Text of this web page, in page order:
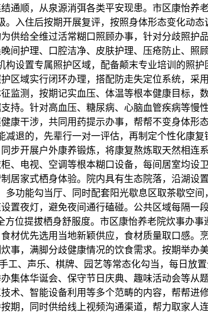
顺，从泉源消弭各类平安现患。市区康怡养
入住后按期开展复评，按照身体形态变化动
给全维过活常糊口照顾办事，针对分歧照护
护理、口腔洁净、皮肤护理、压疮防止、照
设置专属照护区域，配备颠末专业培训的照
域实行闭环办理，搭配防走失定位系统，采
监测，按期记实血压、体温等根本健康目标，
。针对高血压、糖尿病、心脑血管疾病等慢
干涉，共同用药提示办事，帮帮不变身体形
退的，先辈行一对一评估，再制定个性化康
开展户外康养锻炼，将康复熬炼取天然相连
电视、空调等根本糊口设备，每间居室均设
家式栖身体验。院内具有生态院落，沿湖设
功能勾当厅、同时配套阳光歇息区取茶歇空
置夜灯，避免夜间通行磕碰。公共区域每隔一
位提拔栖身舒服度。市区康怡养老院炊事办事
材优先选用当地新颖供应，食材质量取口感。
事，满脚分歧健康情况的饮食需求。按期举办
、声乐、棋牌、园艺等常态化勾当，每日放
集体华诞会、保守节日庆典、趣味活动会等从
术、智能设备利用等多个范畴的内容，帮帮进
，同时供给线上视频沟通渠道，帮力取家人